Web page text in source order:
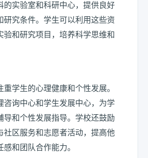
的实验室和科研中心，提供良好
研究条件。学生可以利用这些资
验和研究项目，培养科学思维和
重学生的心理健康和个性发展。
咨询中心和学生发展中心，为学
导和个性发展指导。学校还鼓励
社区服务和志愿者活动，提高他
和团队合作能力。